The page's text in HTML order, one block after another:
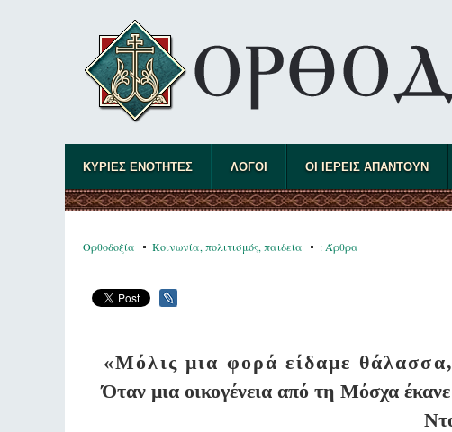
ΚΥΡΙΕΣ ΕΝΟΤΗΤΕΣ ΛΟΓΟΙ ΟΙ ΙΕΡΕΙΣ ΑΠΑΝΤΟΥΝ
Ορθοδοξία Κοινωνία, πολιτισμός, παιδεία : Άρθρα
«Μόλις μια φορά είδαμε
Όταν μια οικογένεια από τη Μόσχα έκανε